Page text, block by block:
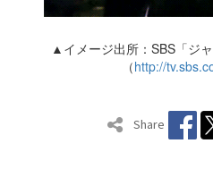
▲イメージ出所：SBS「ジ
（http://
Share